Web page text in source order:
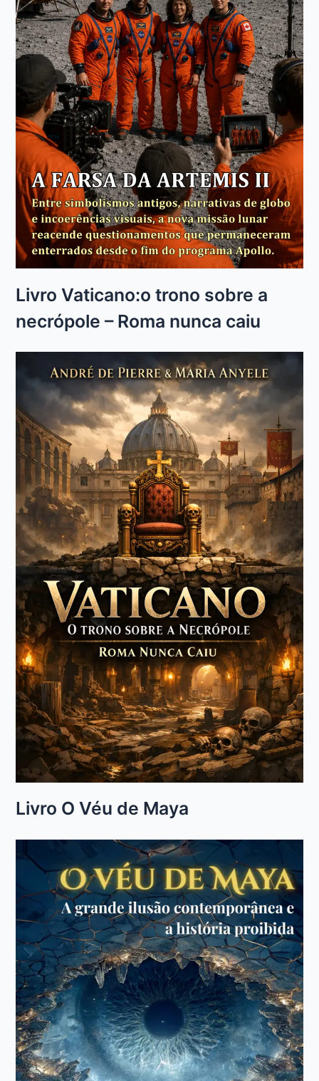
Livro Vaticano:o trono sobre a
necrópole – Roma nunca caiu
Livro O Véu de Maya